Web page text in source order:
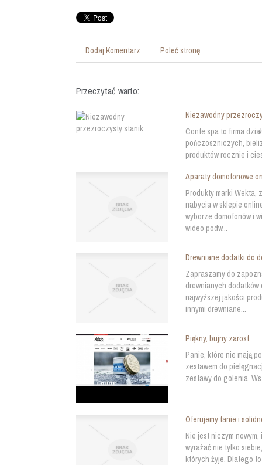
Dodaj Komentarz Poleć stronę
Przeczytać warto:
Niezawodny
Conte spa to firma
pończoszniczych,
produktów rocznie i
Aparaty domofonowe
Produkty marki Wekta,
nabycia w sklepie
wyborze domofonów i
wideo podw...
Drewniane dodatki do
Zapraszamy do
drewnianych
najwyższej jakości
innymi drewniane...
Piękny, bujny zarost.
Panie, które nie mają
zestawem do
zestawy do golenia.
Oferujemy tanie i
Nie jest niczym
wyrażać nie tylko
których żyje. Dlatego